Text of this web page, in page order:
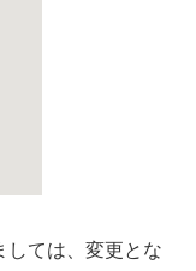
しては、変更とな